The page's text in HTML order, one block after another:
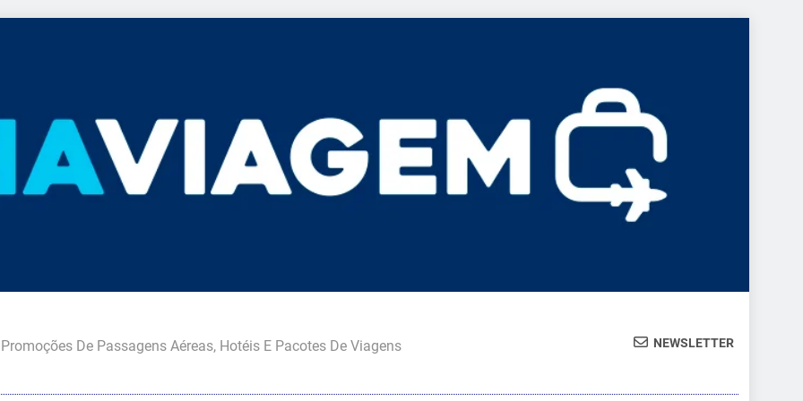
Promoções De Passagens Aéreas, Hotéis E Pacotes De Viagens NEWSLETTER